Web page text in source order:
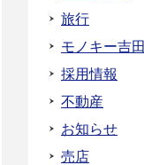
旅行
モノキー吉田
採用情報
不動産
お知らせ
売店